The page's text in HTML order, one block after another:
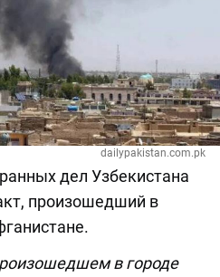
dailypakistan.com.pk
дел Узбекистана
произошедший в
в городе